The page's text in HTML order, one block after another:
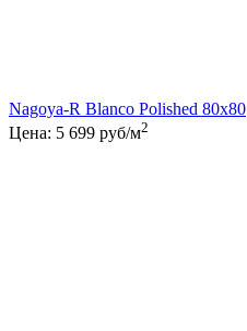
Nagoya-R Blanco Polished 80x80
Цена: 5 699 руб/м2